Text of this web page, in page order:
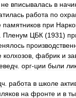
не вписывалась в
работа по
памятников при
Пленум ЦБК (1931)
колхозов фабрик и
орг-ции были
работа в школе
на фронте и в